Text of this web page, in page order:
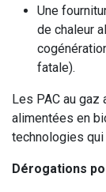
Une
de chaleur
fatale).
Les PAC au
alimentées en
technologies
Dérogations